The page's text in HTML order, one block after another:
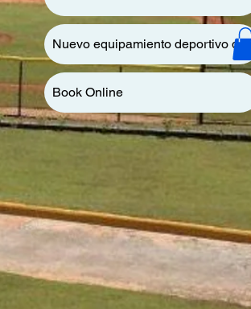
Nuevo equipamiento deportivo de
Book Online